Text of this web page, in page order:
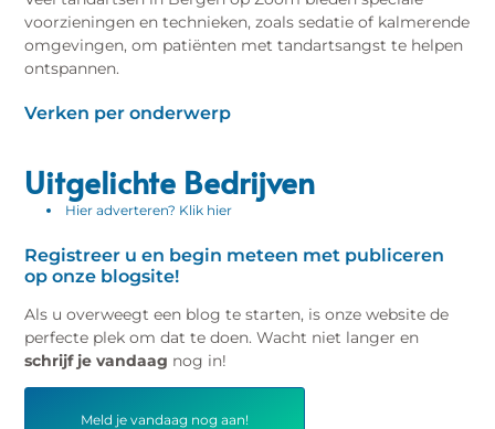
voorzieningen en technieken, zoals sedatie of kalmerende
omgevingen, om patiënten met tandartsangst te helpen
ontspannen.
Verken per onderwerp
Uitgelichte Bedrijven
Hier adverteren? Klik hier
Registreer u en begin meteen met publiceren
op onze blogsite!
Als u overweegt een blog te starten, is onze website de
perfecte plek om dat te doen. Wacht niet langer en
schrijf je vandaag nog in!
Meld je vandaag nog aan!